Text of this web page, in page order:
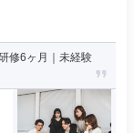
修6ヶ月｜未経験